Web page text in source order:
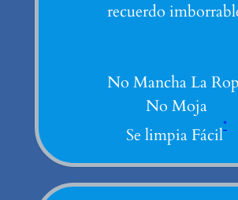
recuerdo
No Mancha La
No Moja
Se limpia Fácil*